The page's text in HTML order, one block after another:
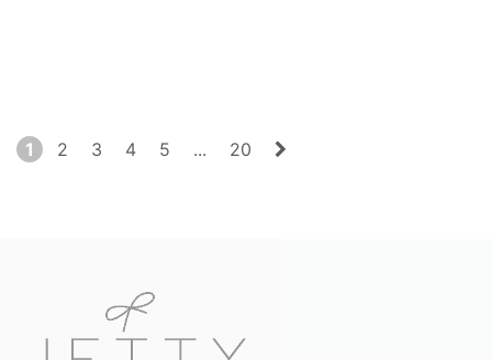
1 2 3 4 5 ... 20